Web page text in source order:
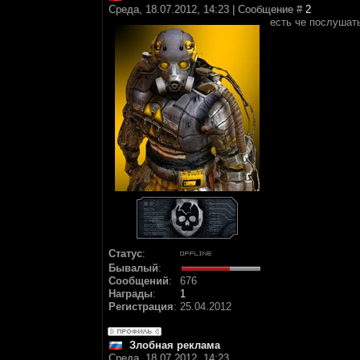
Среда, 18.07.2012, 14:23 | Сообщение # 2
Статус:
Бывалый:
Сообщений:
676
Награды:
1
Регистрация: 25.04.2012
есть че
Злобная реклама